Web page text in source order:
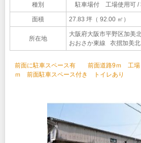
種別 駐車場付 工場使用可 /
面積 27.83 坪（ 92.00 ㎡）
所在地
大阪府大阪市平野区加美
おおさか東線 衣摺加美
前面に駐車スペース有 前面道路9ｍ 工場
ｍ 前面駐車スペース付き トイレあり